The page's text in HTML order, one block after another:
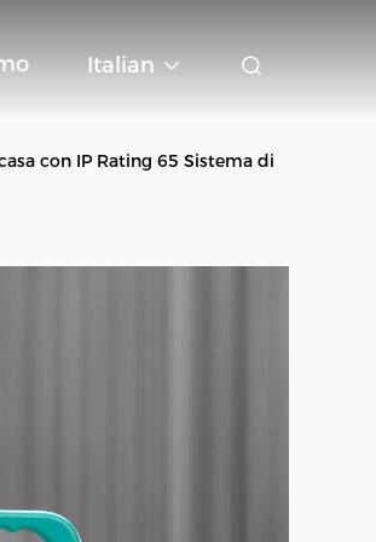
Italian
con IP Rating 65 Sistema di